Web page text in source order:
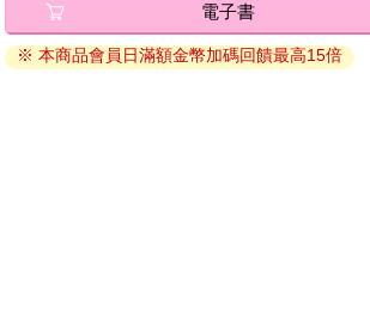
退換貨須知：
因版權保護，您在金石堂所購買的電子書